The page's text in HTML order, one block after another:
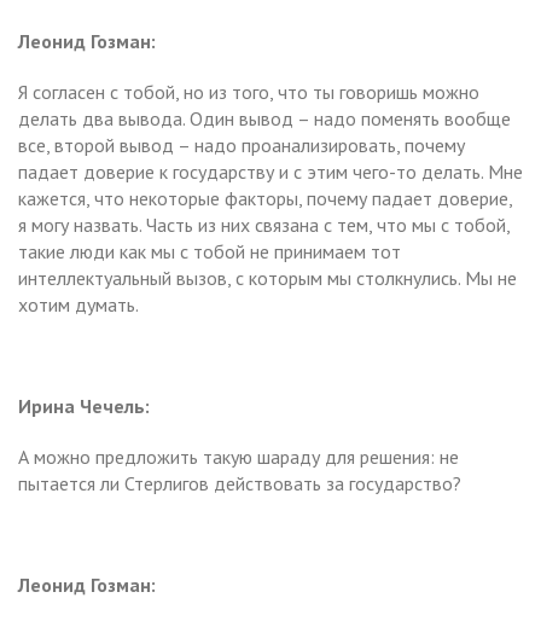
Леонид Гозман:
Я согласен с тобой, но из того, что ты говоришь можно
делать два вывода. Один вывод – надо поменять вообще
все, второй вывод – надо проанализировать, почему
падает доверие к государству и с этим чего-то делать. Мне
кажется, что некоторые факторы, почему падает доверие,
я могу назвать. Часть из них связана с тем, что мы с тобой,
такие люди как мы с тобой не принимаем тот
интеллектуальный вызов, с которым мы столкнулись. Мы не
хотим думать.
Ирина Чечель:
А можно предложить такую шараду для решения: не
пытается ли Стерлигов действовать за государство?
Леонид Гозман: